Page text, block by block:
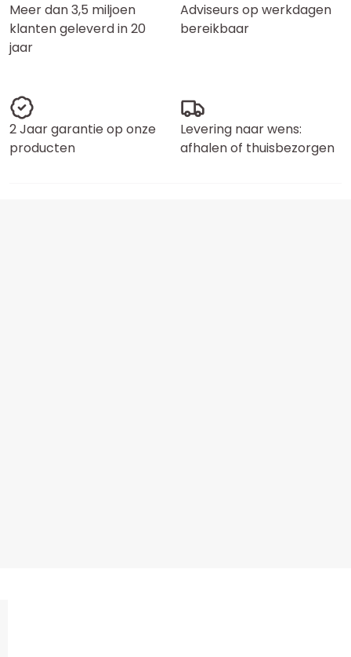
Meer dan 3,5 miljoen
klanten geleverd in 20
jaar
Adviseurs op werkdagen
bereikbaar
2 Jaar garantie op onze
producten
Levering naar wens:
afhalen of thuisbezorgen